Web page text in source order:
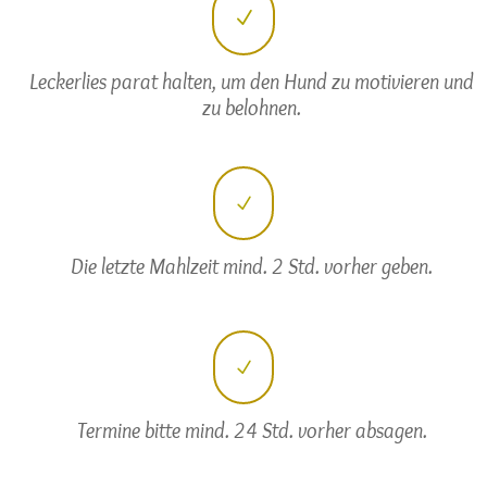
N
Leckerlies parat halten, um den Hund zu motivieren und
zu belohnen.
N
Die letzte Mahlzeit mind. 2 Std. vorher geben.
N
Termine bitte mind. 24 Std. vorher absagen.